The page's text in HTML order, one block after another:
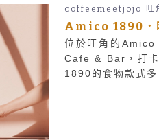
coffeemeetjojo 旺
Amico 1890．
位於旺角的
Cafe & Bar，打
1890的食物款式